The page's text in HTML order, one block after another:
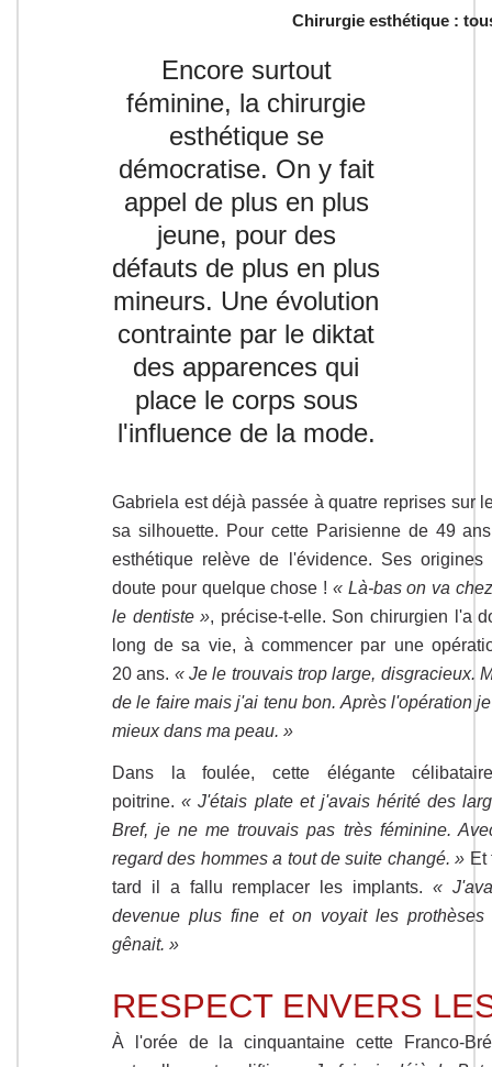
Chirurgie esthétique :
Encore surtout
féminine, la chirurgie
esthétique se
démocratise. On y fait
appel de plus en plus
jeune, pour des
défauts de plus en plus
mineurs. Une évolution
contrainte par le diktat
des apparences qui
place le corps sous
l'influence de la mode.
Gabriela est déjà passée à quatre reprises sur
sa silhouette. Pour cette Parisienne de 49
esthétique relève de l'évidence. Ses
doute pour quelque chose ! « Là-bas on va
le dentiste », précise-t-elle. Son chirurgien l'a
long de sa vie, à commencer par une
20 ans. « Je le trouvais trop large, disgracieux.
de le faire mais j'ai tenu bon. Après l'opération
mieux dans ma peau. »
Dans la foulée, cette élégante
poitrine.« J'étais plate et j'avais hérité des
Bref, je ne me trouvais pas très féminine.
regard des hommes a tout de suite changé. » Et
tard il a fallu remplacer les implants. «
devenue plus fine et on voyait les prothèses
gênait. »
RESPECT ENVERS
À l'orée de la cinquantaine cette Franco-